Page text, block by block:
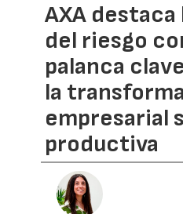
AXA
del riesgo
palanca
la
empresarial
productiva